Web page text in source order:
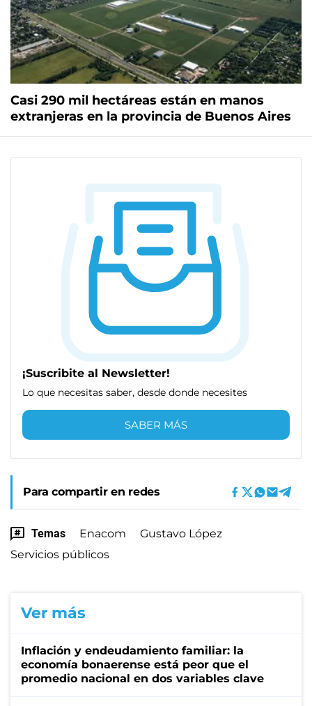
Casi 290 mil hectáreas están en manos
extranjeras en la provincia de Buenos Aires
¡Suscribite al Newsletter!
Lo que necesitas saber, desde donde necesites
SABER MÁS
Para compartir en redes
Temas Enacom
Gustavo López
Servicios públicos
Ver más
Inflación y endeudamiento familiar: la
economía bonaerense está peor que el
promedio nacional en dos variables clave